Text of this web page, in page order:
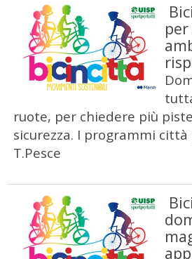
per
ruote, per chiedere più
sicurezza. I programmi
T.Pesce